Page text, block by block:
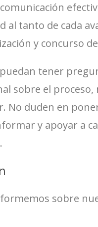
al tanto de cada
y concurso
tener
sobre el
No duden en
y apoyar a
sobre